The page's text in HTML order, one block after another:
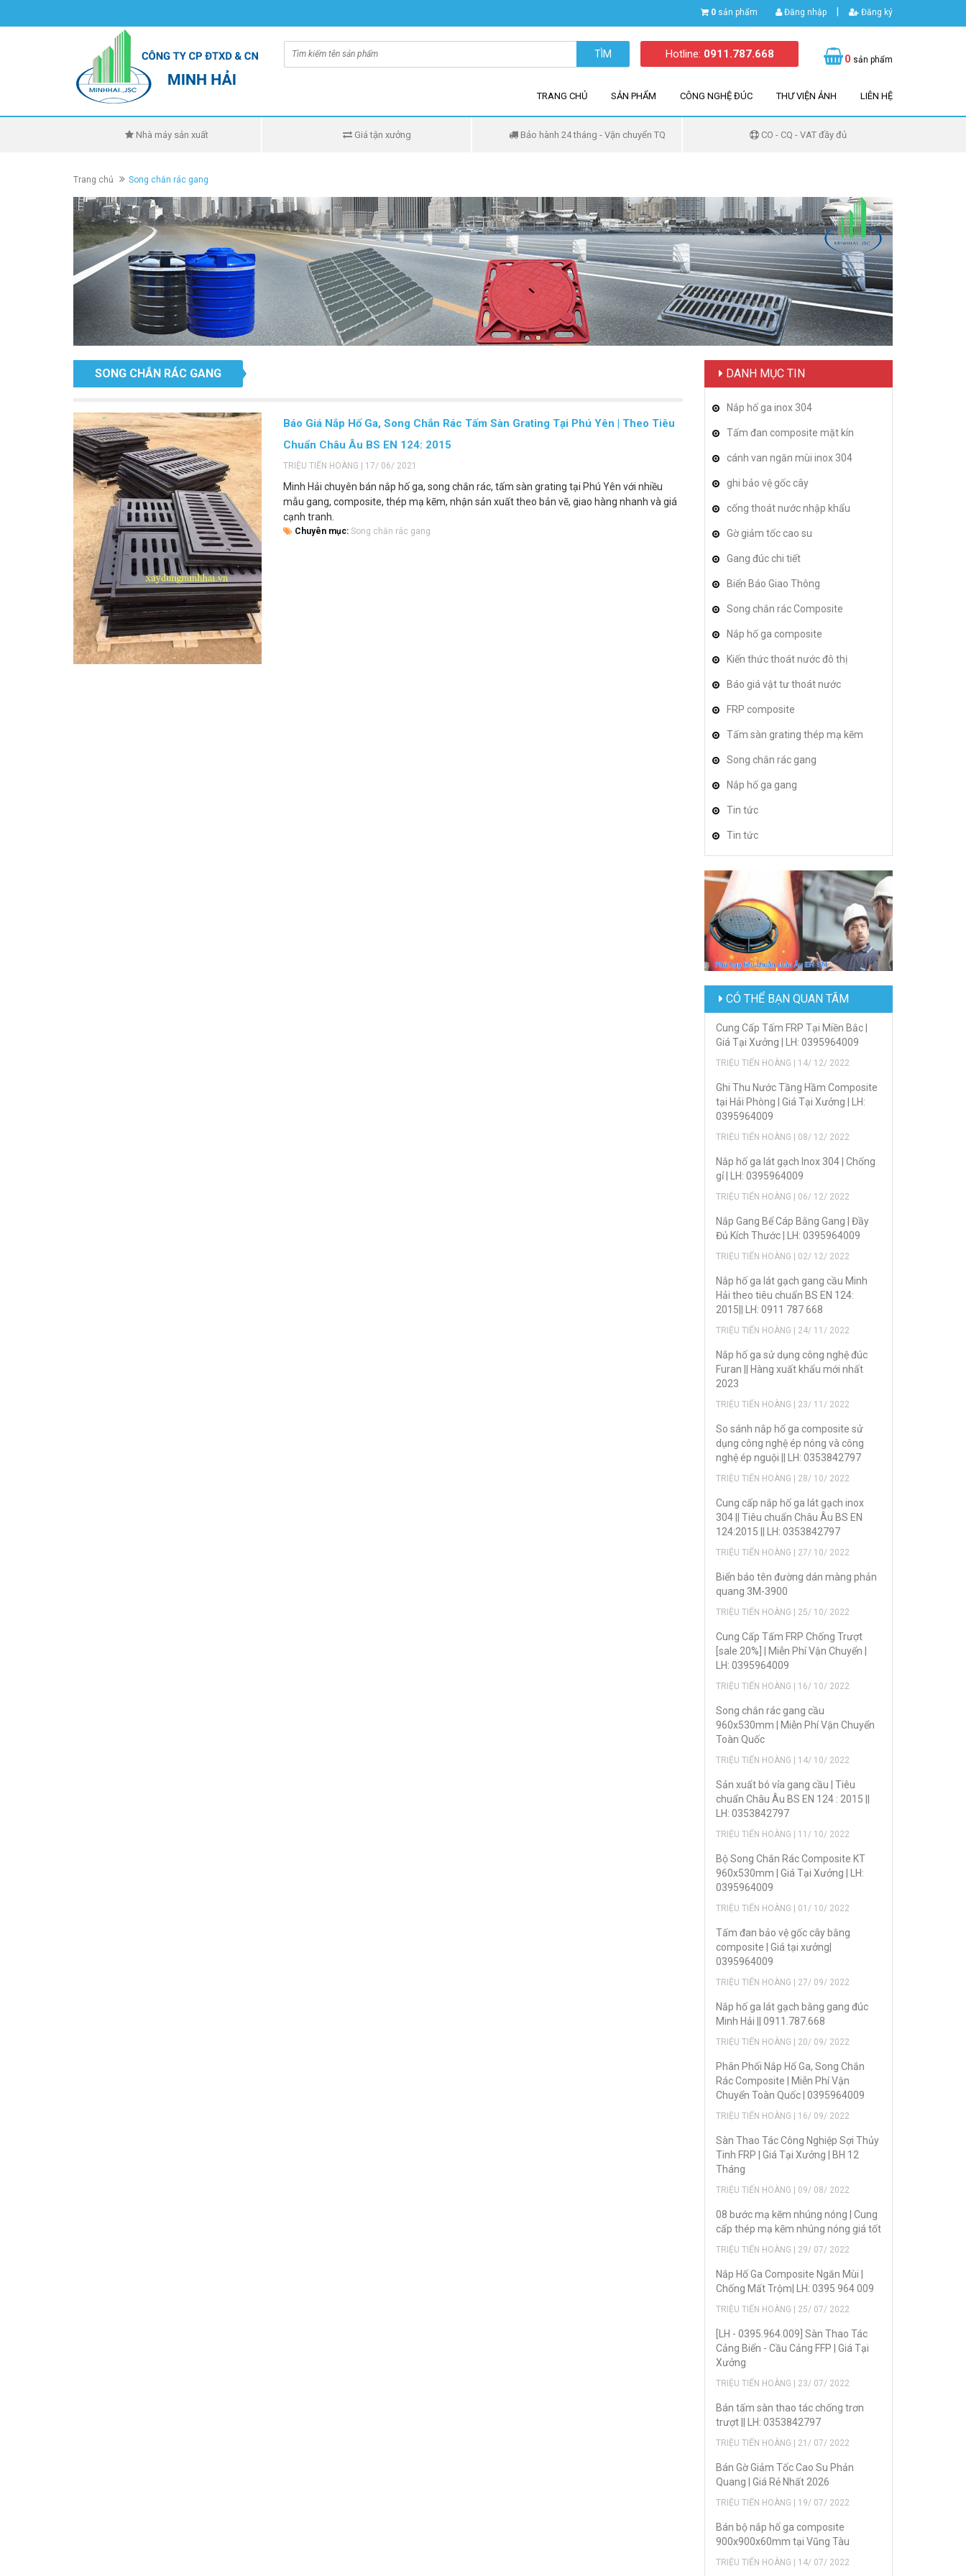
0 sản phẩm Đăng nhập Đăng ký
TÌM Hotline: 0911.787.668 0 sản phẩm
TRANG CHỦ SẢN PHẨM CÔNG NGHỆ ĐÚC THƯ VIỆN ẢNH LIÊN HỆ
Nhà máy sản xuất Giá tận xưởng Bảo hành 24 tháng - Vận chuyển TQ CO - CQ - VAT đầy đủ
Trang chủ Song chắn rác gang
SONG CHẮN RÁC GANG
Báo Giá Nắp Hố Ga, Song Chắn Rác Tấm Sàn Grating Tại Phú Yên | Theo Tiêu
Chuẩn Châu Âu BS EN 124: 2015
TRIỆU TIẾN HOÀNG | 17/ 06/ 2021
Minh Hải chuyên bán nắp hố ga, song chắn rác, tấm sàn grating tại Phú Yên với nhiều
mẫu gang, composite, thép mạ kẽm, nhận sản xuất theo bản vẽ, giao hàng nhanh và giá
cạnh tranh.
Chuyên mục:Song chắn rác gang
DANH MỤC TIN
Nắp hố ga inox 304
Tấm đan composite mặt kín
cánh van ngăn mùi inox 304
ghi bảo vệ gốc cây
cống thoát nước nhập khẩu
Gờ giảm tốc cao su
Gang đúc chi tiết
Biển Báo Giao Thông
Song chắn rác Composite
Nắp hố ga composite
Kiến thức thoát nước đô thị
Báo giá vật tư thoát nước
FRP composite
Tấm sàn grating thép mạ kẽm
Song chắn rác gang
Nắp hố ga gang
Tin tức
Tin tức
CÓ THỂ BẠN QUAN TÂM
Cung Cấp Tấm FRP Tại Miền Bắc |
Giá Tại Xưởng | LH: 0395964009
TRIỆU TIẾN HOÀNG | 14/ 12/ 2022
Ghi Thu Nước Tầng Hầm Composite
tại Hải Phòng | Giá Tại Xưởng | LH:
0395964009
TRIỆU TIẾN HOÀNG | 08/ 12/ 2022
Nắp hố ga lát gạch Inox 304 | Chống
gỉ | LH: 0395964009
TRIỆU TIẾN HOÀNG | 06/ 12/ 2022
Nắp Gang Bể Cáp Bằng Gang | Đầy
Đủ Kích Thước | LH: 0395964009
TRIỆU TIẾN HOÀNG | 02/ 12/ 2022
Nắp hố ga lát gạch gang cầu Minh
Hải theo tiêu chuẩn BS EN 124:
2015|| LH: 0911 787 668
TRIỆU TIẾN HOÀNG | 24/ 11/ 2022
Nắp hố ga sử dụng công nghệ đúc
Furan || Hàng xuất khẩu mới nhất
2023
TRIỆU TIẾN HOÀNG | 23/ 11/ 2022
So sánh nắp hố ga composite sử
dụng công nghệ ép nóng và công
nghệ ép nguội || LH: 0353842797
TRIỆU TIẾN HOÀNG | 28/ 10/ 2022
Cung cấp nắp hố ga lát gạch inox
304 || Tiêu chuẩn Châu Âu BS EN
124:2015 || LH: 0353842797
TRIỆU TIẾN HOÀNG | 27/ 10/ 2022
Biển báo tên đường dán màng phản
quang 3M-3900
TRIỆU TIẾN HOÀNG | 25/ 10/ 2022
Cung Cấp Tấm FRP Chống Trượt
[sale 20%] | Miễn Phí Vận Chuyển |
LH: 0395964009
TRIỆU TIẾN HOÀNG | 16/ 10/ 2022
Song chắn rác gang cầu
960x530mm | Miễn Phí Vận Chuyển
Toàn Quốc
TRIỆU TIẾN HOÀNG | 14/ 10/ 2022
Sản xuẩt bó vỉa gang cầu | Tiêu
chuẩn Châu Âu BS EN 124 : 2015 ||
LH: 0353842797
TRIỆU TIẾN HOÀNG | 11/ 10/ 2022
Bộ Song Chắn Rác Composite KT
960x530mm | Giá Tại Xưởng | LH:
0395964009
TRIỆU TIẾN HOÀNG | 01/ 10/ 2022
Tấm đan bảo vệ gốc cây bằng
composite | Giá tại xưởng|
0395964009
TRIỆU TIẾN HOÀNG | 27/ 09/ 2022
Nắp hố ga lát gạch bằng gang đúc
Minh Hải || 0911.787.668
TRIỆU TIẾN HOÀNG | 20/ 09/ 2022
Phân Phối Nắp Hố Ga, Song Chắn
Rác Composite | Miễn Phí Vận
Chuyển Toàn Quốc | 0395964009
TRIỆU TIẾN HOÀNG | 16/ 09/ 2022
Sàn Thao Tác Công Nghiệp Sợi Thủy
Tinh FRP | Giá Tại Xưởng | BH 12
Tháng
TRIỆU TIẾN HOÀNG | 09/ 08/ 2022
08 bước mạ kẽm nhúng nóng | Cung
cấp thép mạ kẽm nhúng nóng giá tốt
TRIỆU TIẾN HOÀNG | 29/ 07/ 2022
Nắp Hố Ga Composite Ngăn Mùi |
Chống Mất Trộm| LH: 0395 964 009
TRIỆU TIẾN HOÀNG | 25/ 07/ 2022
[LH - 0395.964.009] Sàn Thao Tác
Cảng Biển - Cầu Cảng FFP | Giá Tại
Xưởng
TRIỆU TIẾN HOÀNG | 23/ 07/ 2022
Bán tấm sàn thao tác chống trơn
trượt || LH: 0353842797
TRIỆU TIẾN HOÀNG | 21/ 07/ 2022
Bán Gờ Giảm Tốc Cao Su Phản
Quang | Giá Rẻ Nhất 2026
TRIỆU TIẾN HOÀNG | 19/ 07/ 2022
Bán bộ nắp hố ga composite
900x900x60mm tại Vũng Tàu
TRIỆU TIẾN HOÀNG | 14/ 07/ 2022